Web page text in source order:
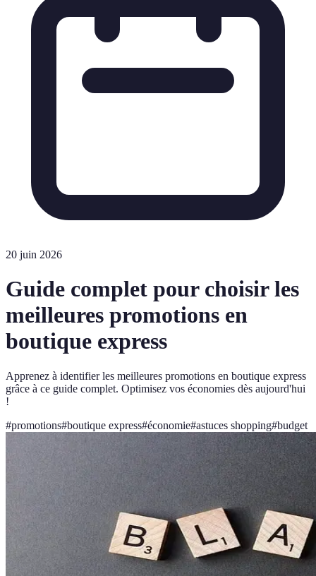
20 juin 2026
Guide complet pour choisir les
meilleures promotions en
boutique express
Apprenez à identifier les meilleures promotions en boutique express
grâce à ce guide complet. Optimisez vos économies dès aujourd'hui
!
#promotions#boutique express#économie#astuces shopping#budget